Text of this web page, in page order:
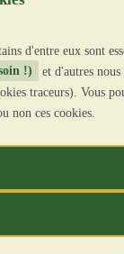
d'entre eux sont
!)
et d'autres nous
traceurs). Vous
non ces cookies.